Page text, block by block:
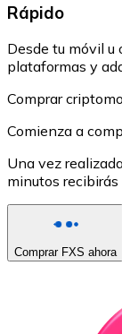
Rápido
Desde tu móvil u
plataformas y
Comprar
Comienza a
Una vez
minutos
Comprar FXS ahora